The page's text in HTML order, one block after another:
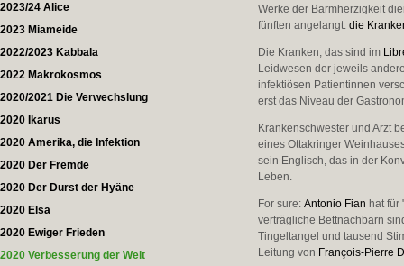
2023/24 Alice
2023 Miameide
2022/2023 Kabbala
2022 Makrokosmos
2020/2021 Die Verwechslung
2020 Ikarus
2020 Amerika, die Infektion
2020 Der Fremde
2020 Der Durst der Hyäne
2020 Elsa
2020 Ewiger Frieden
2020 Verbesserung der Welt
Werke der Barmherzigkeit
fünften angelangt:die
Die Kranken, das sind im
Leidwesen der jeweils
infektiösen Patientinnen
erst das Niveau der
Krankenschwester und Arzt
eines Ottakringer
sein Englisch, das in der
Leben.
For sure:Antonio Fian hat für
verträgliche Bettnachbarn
Tingeltangel und tausend
Leitung von François-Pierre